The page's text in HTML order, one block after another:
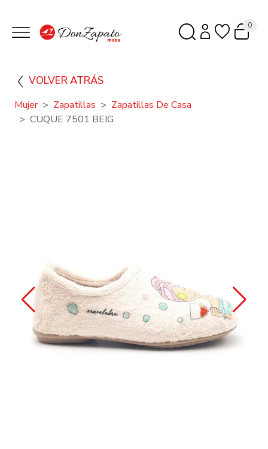
0
VOLVER ATRÁS
Mujer Zapatillas
Zapatillas De Casa
CUQUE 7501 BEIG